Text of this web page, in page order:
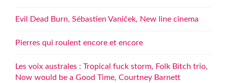
Evil Dead Burn, Sébastien Vaniček, New line cinema
Pierres qui roulent encore et encore
Les voix australes : Tropical fuck storm, Folk Bitch trio,
Now would be a Good Time, Courtney Barnett